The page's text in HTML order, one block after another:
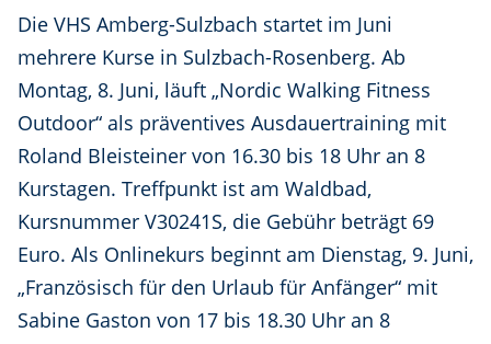
Die VHS Amberg-Sulzbach startet im Juni
mehrere Kurse in Sulzbach-Rosenberg. Ab
Montag, 8. Juni, läuft „Nordic Walking Fitness
Outdoor“ als präventives Ausdauertraining mit
Roland Bleisteiner von 16.30 bis 18 Uhr an 8
Kurstagen. Treffpunkt ist am Waldbad,
Kursnummer V30241S, die Gebühr beträgt 69
Euro. Als Onlinekurs beginnt am Dienstag, 9. Juni,
„Französisch für den Urlaub für Anfänger“ mit
Sabine Gaston von 17 bis 18.30 Uhr an 8